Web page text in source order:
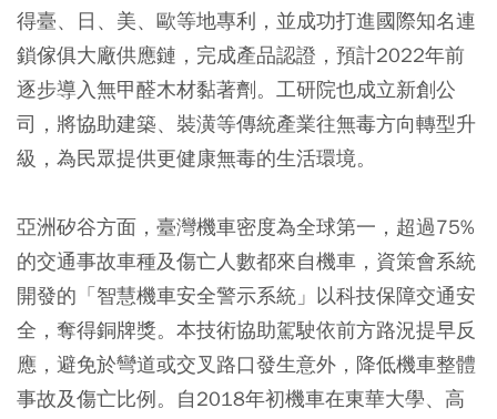
得臺、日、美、歐等地專利，並成功打進國際知名連
鎖傢俱大廠供應鏈，完成產品認證，預計2022年前
逐步導入無甲醛木材黏著劑。工研院也成立新創公
司，將協助建築、裝潢等傳統產業往無毒方向轉型升
級，為民眾提供更健康無毒的生活環境。
亞洲矽谷方面，臺灣機車密度為全球第一，超過75%
的交通事故車種及傷亡人數都來自機車，資策會系統
開發的「智慧機車安全警示系統」以科技保障交通安
全，奪得銅牌獎。本技術協助駕駛依前方路況提早反
應，避免於彎道或交叉路口發生意外，降低機車整體
事故及傷亡比例。自2018年初機車在東華大學、高